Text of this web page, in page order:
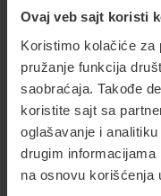
Ovaj veb sajt koristi
Koristimo kolačiće za
pružanje funkcija
saobraćaja. Takođe
koristite sajt sa
oglašavanje i
drugim
na osnovu korišćenja
Gartner, Magic
Providers, February
Gartner ne odobrava
uslugu prikazanu u
i ne savetuje korisnike
najvišim ocenama ili
istraživačke
istraživačke
kao činjenice.